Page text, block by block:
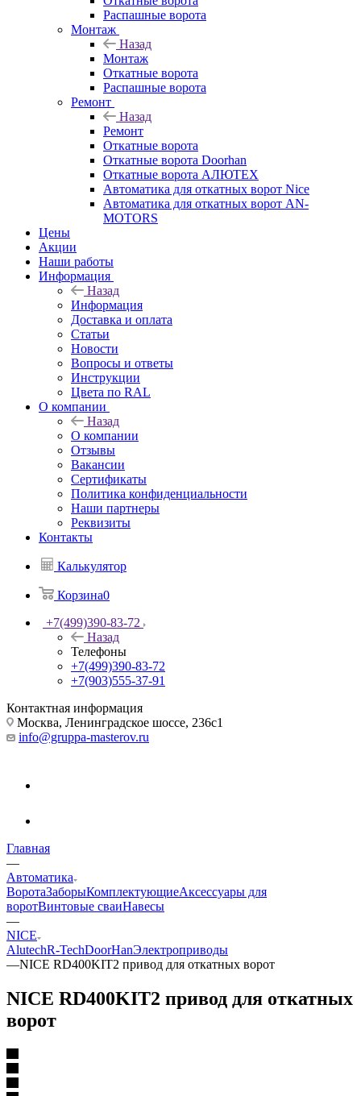
Распашные ворота
Монтаж
Назад
Монтаж
Откатные ворота
Распашные ворота
Ремонт
Назад
Ремонт
Откатные ворота
Откатные ворота Doorhan
Откатные ворота АЛЮТЕХ
Автоматика для откатных ворот Nice
Автоматика для откатных ворот AN-
MOTORS
Цены
Акции
Наши работы
Информация
Назад
Информация
Доставка и оплата
Статьи
Новости
Вопросы и ответы
Инструкции
Цвета по RAL
О компании
Назад
О компании
Отзывы
Вакансии
Сертификаты
Политика конфиденциальности
Наши партнеры
Реквизиты
Контакты
Калькулятор
Корзина0
+7(499)390-83-72
Назад
Телефоны
+7(499)390-83-72
+7(903)555-37-91
Контактная информация
Москва, Ленинградское шоссе, 236с1
info@gruppa-masterov.ru
Главная
—
Автоматика
ВоротаЗаборыКомплектующиеАксессуары для
воротВинтовые сваиНавесы
—
NICE
AlutechR-TechDoorHanЭлектроприводы
—NICE RD400KIT2 привод для откатных ворот
NICE RD400KIT2 привод для откатных
ворот